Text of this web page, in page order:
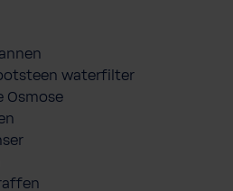
waterfilter
Osmose